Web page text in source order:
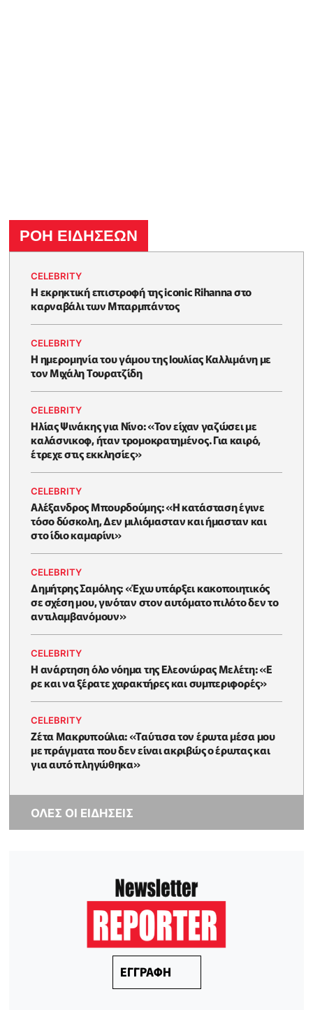
ΡΟΗ ΕΙΔΗΣΕΩΝ
CELEBRITY
Η εκρηκτική επιστροφή της iconic Rihanna στο
καρναβάλι των Μπαρμπάντος
CELEBRITY
Η ημερομηνία του γάμου της Ιουλίας Καλλιμάνη με
τον Μιχάλη Τουρατζίδη
CELEBRITY
Ηλίας Ψινάκης για Νίνο: «Τον είχαν γαζώσει με
καλάσνικοφ, ήταν τρομοκρατημένος. Για καιρό,
έτρεχε στις εκκλησίες»
CELEBRITY
Αλέξανδρος Μπουρδούμης: «Η κατάσταση έγινε
τόσο δύσκολη, Δεν μιλιόμασταν και ήμασταν και
στο ίδιο καμαρίνι»
CELEBRITY
Δημήτρης Σαμόλης: «Έχω υπάρξει κακοποιητικός
σε σχέση μου, γινόταν στον αυτόματο πιλότο δεν το
αντιλαμβανόμουν»
CELEBRITY
Η ανάρτηση όλο νόημα της Ελεονώρας Μελέτη: «Ε
ρε και να ξέρατε χαρακτήρες και συμπεριφορές»
CELEBRITY
Ζέτα Μακρυπούλια: «Ταύτισα τον έρωτα μέσα μου
με πράγματα που δεν είναι ακριβώς ο έρωτας και
για αυτό πληγώθηκα»
ΟΛΕΣ ΟΙ ΕΙΔΗΣΕΙΣ
ΕΓΓΡΑΦΗ